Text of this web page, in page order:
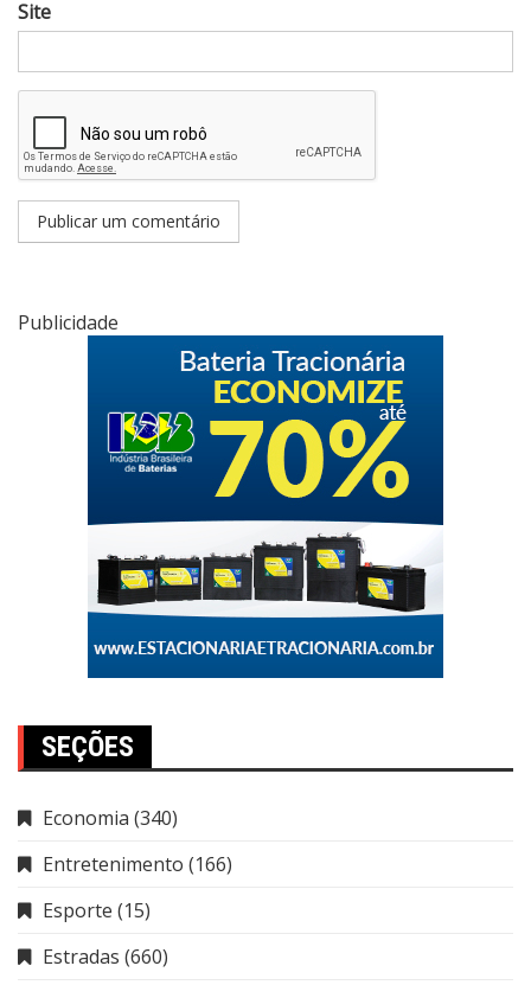
Site
Publicidade
SEÇÕES
Economia (340)
Entretenimento (166)
Esporte (15)
Estradas (660)